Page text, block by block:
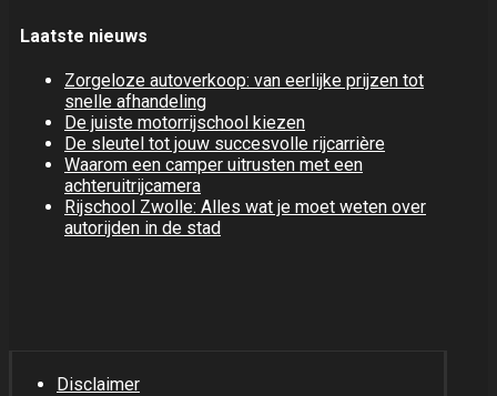
Laatste nieuws
Zorgeloze autoverkoop: van eerlijke prijzen tot
snelle afhandeling
De juiste motorrijschool kiezen
De sleutel tot jouw succesvolle rijcarrière
Waarom een camper uitrusten met een
achteruitrijcamera
Rijschool Zwolle: Alles wat je moet weten over
autorijden in de stad
Disclaimer